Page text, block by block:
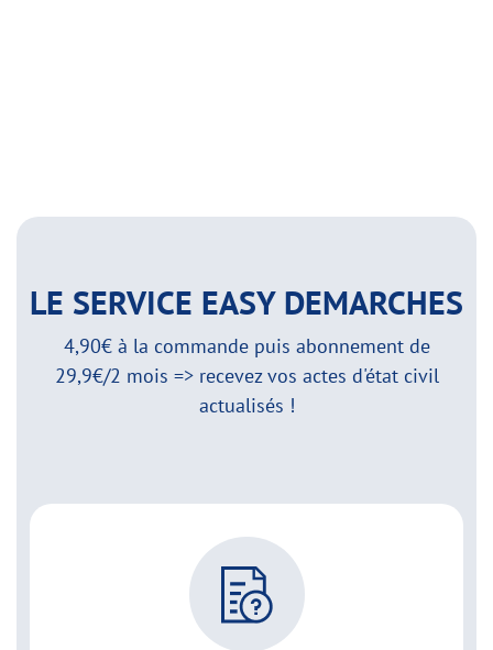
LE SERVICE EASY DEMARCHES
4,90€ à la commande puis abonnement de
29,9€/2 mois => recevez vos actes d'état civil
actualisés !